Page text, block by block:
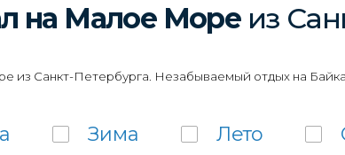
на Малое Море из
из Санкт-Петербурга. Незабываемый отдых на
Зима Лето